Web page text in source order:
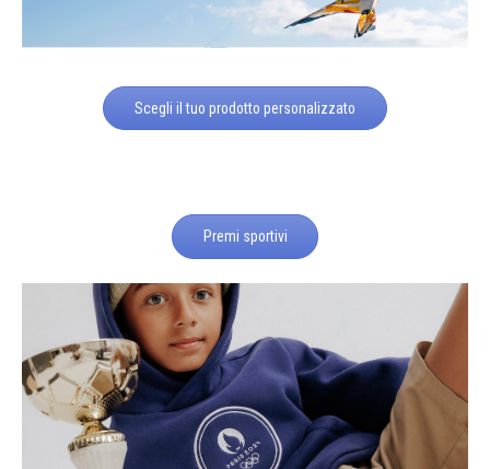
Scegli il tuo prodotto personalizzato
Premi sportivi